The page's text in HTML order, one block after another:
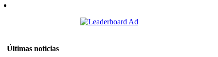
Últimas noticias